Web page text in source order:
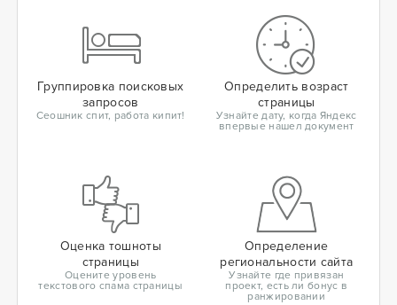
Группировка поисковых
запросов
Сеошник спит, работа кипит!
Определить возраст
страницы
Узнайте дату, когда Яндекс
впервые нашел документ
Оценка тошноты
страницы
Оцените уровень
текстового спама страницы
Определение
региональности сайта
Узнайте где привязан
проект, есть ли бонус в
ранжировании